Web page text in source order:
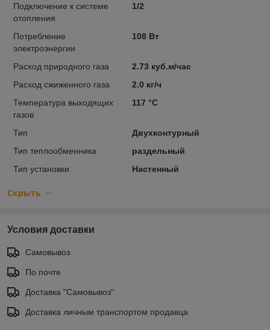
Подключение к системе
отопления
1/2
Потребление
электроэнергии
108 Вт
Расход природного газа
2.73 куб.м/час
Расход сжиженного газа
2.0 кг/ч
Температура выходящих
газов
117 °С
Тип
Двухконтурный
Тип теплообменника
раздельный
Тип установки
Настенный
Скрыть
Условия доставки
Самовывоз
По почте
Доставка "Самовывоз"
Доставка личным транспортом продавца